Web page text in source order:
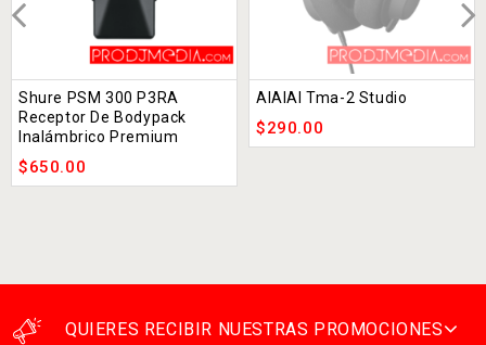
Shure PSM 300 P3RA
Receptor De Bodypack
Inalámbrico Premium
$650.00
AIAIAI Tma-2 Studio
$290.00
QUIERES RECIBIR NUESTRAS PROMOCIONES